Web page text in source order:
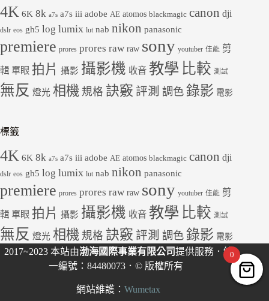
4K 6K 8k a7s a7s iii adobe AE atomos blackmagic canon dji
dslr eos gh5 log lumix lut nab nikon panasonic
premiere prores prores raw raw sony youtuber 佳能 剪
輯 單眼 拍片 攝影 攝影機 收音 教學 比較 測試
無反 燈光 相機 規格 訣竅 評測 調色 錄影 電影
標籤
4K 6K 8k a7s a7s iii adobe AE atomos blackmagic canon dji
dslr eos gh5 log lumix lut nab nikon panasonic
premiere prores prores raw raw sony youtuber 佳能 剪
輯 單眼 拍片 攝影 攝影機 收音 教學 比較 測試
無反 燈光 相機 規格 訣竅 評測 調色 錄影 電影
2017~2023 本站由渤海國際事業有限公司提供服務．統
一編號：84480073．© 版權所有
網站維護：Wumetax
0